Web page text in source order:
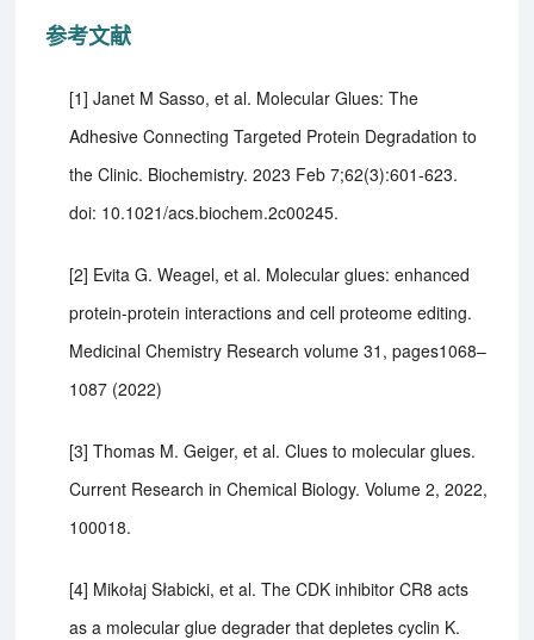
参考文献
[1] Janet M Sasso, et al. Molecular Glues: The
Adhesive Connecting Targeted Protein Degradation to
the Clinic. Biochemistry. 2023 Feb 7;62(3):601-623.
doi: 10.1021/acs.biochem.2c00245.
[2] Evita G. Weagel, et al. Molecular glues: enhanced
protein-protein interactions and cell proteome editing.
Medicinal Chemistry Research volume 31, pages1068–
1087 (2022)
[3] Thomas M. Geiger, et al. Clues to molecular glues.
Current Research in Chemical Biology. Volume 2, 2022,
100018.
[4] Mikołaj Słabicki, et al. The CDK inhibitor CR8 acts
as a molecular glue degrader that depletes cyclin K.